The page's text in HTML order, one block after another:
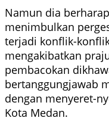
Namun dia
menimbulkan
terjadi konflik-
mengakibatkan
pembacokan
bertanggungjawab
dengan menyeret-
Kota Medan.